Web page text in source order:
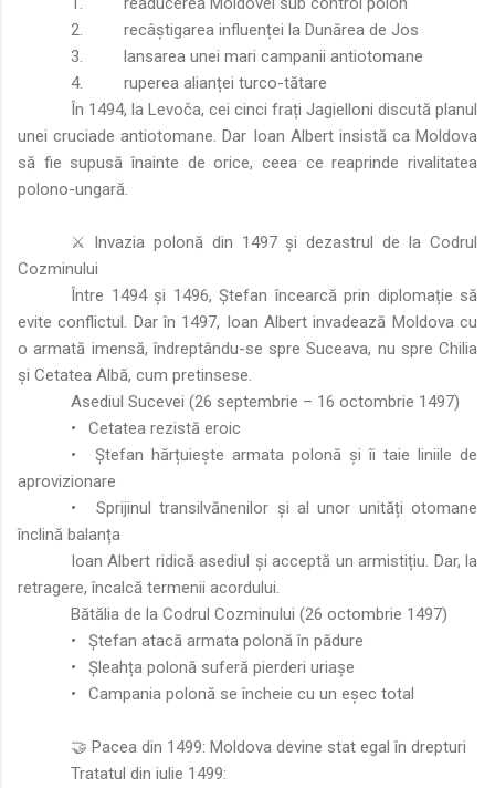
2.
recâștigarea influenței la Dunărea de Jos
3.
lansarea unei mari campanii antiotomane
4.
ruperea alianței turco-tătare
În 1494, la Levoča, cei cinci frați Jagielloni discută planul
unei cruciade antiotomane. Dar Ioan Albert insistă ca Moldova
să fie supusă înainte de orice, ceea ce reaprinde rivalitatea
polono-ungară.
⚔️ Invazia polonă din 1497 și dezastrul de la Codrul
Cozminului
Între 1494 și 1496, Ștefan încearcă prin diplomație să
evite conflictul. Dar în 1497, Ioan Albert invadează Moldova cu
o armată imensă, îndreptându-se spre Suceava, nu spre Chilia
și Cetatea Albă, cum pretinsese.
Asediul Sucevei (26 septembrie – 16 octombrie 1497)
•
Cetatea rezistă eroic
•
Ștefan hărțuiește armata polonă și îi taie liniile de
aprovizionare
•
Sprijinul transilvănenilor și al unor unități otomane
înclină balanța
Ioan Albert ridică asediul și acceptă un armistițiu. Dar, la
retragere, încalcă termenii acordului.
Bătălia de la Codrul Cozminului (26 octombrie 1497)
•
Ștefan atacă armata polonă în pădure
•
Șleahța polonă suferă pierderi uriașe
•
Campania polonă se încheie cu un eșec total
🤝 Pacea din 1499: Moldova devine stat egal în drepturi
Tratatul din iulie 1499: